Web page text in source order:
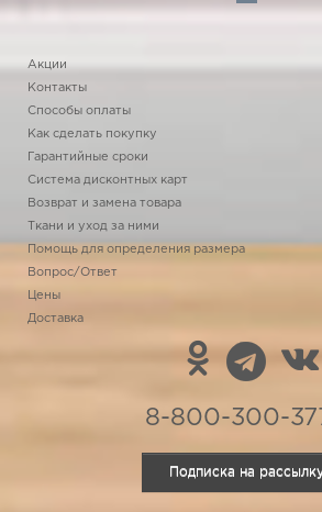
Акции
Контакты
Способы оплаты
Как сделать покупку
Гарантийные сроки
Система дисконтных карт
Возврат и замена товара
Ткани и уход за ними
Помощь для определения размера
Вопрос/Ответ
Цены
Доставка
8-800-300-
Подписка на